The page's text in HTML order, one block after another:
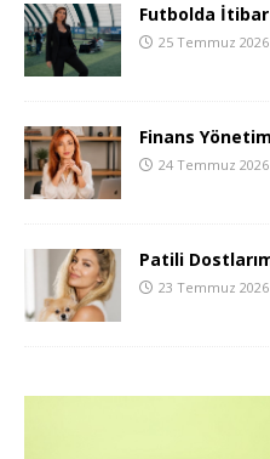
Futbolda
25 Temmuz 2026
Finans
24 Temmuz 2026
Patili
23 Temmuz 2026